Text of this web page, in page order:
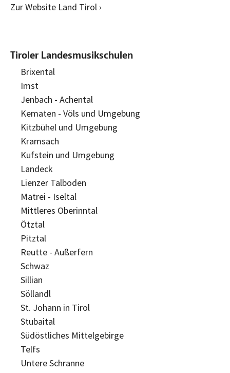
Zur Website Land Tirol ›
Tiroler Landesmusikschulen
Brixental
Imst
Jenbach - Achental
Kematen - Völs und Umgebung
Kitzbühel und Umgebung
Kramsach
Kufstein und Umgebung
Landeck
Lienzer Talboden
Matrei - Iseltal
Mittleres Oberinntal
Ötztal
Pitztal
Reutte - Außerfern
Schwaz
Sillian
Söllandl
St. Johann in Tirol
Stubaital
Südöstliches Mittelgebirge
Telfs
Untere Schranne